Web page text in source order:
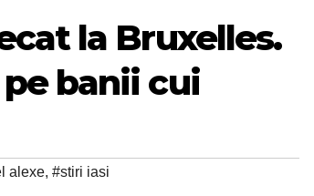
la Bruxelles.
banii cui
alexe, #stiri iasi